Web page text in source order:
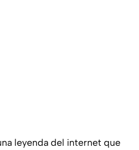
leyenda del internet que